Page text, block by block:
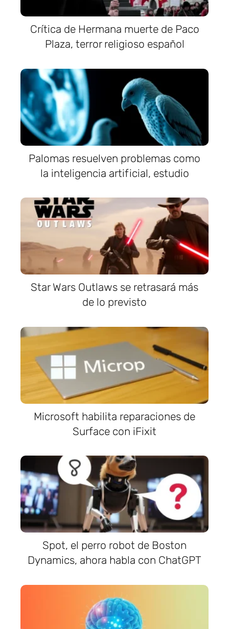
Crítica de Hermana muerte de Paco
Plaza, terror religioso español
Palomas resuelven problemas como
la inteligencia artificial, estudio
Star Wars Outlaws se retrasará más
de lo previsto
Microsoft habilita reparaciones de
Surface con iFixit
Spot, el perro robot de Boston
Dynamics, ahora habla con ChatGPT